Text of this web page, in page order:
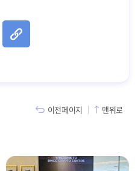
이전페이지 맨위로